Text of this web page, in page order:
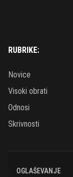
RUBRIKE:
Novice
Visoki obrati
Odnosi
Skrivnosti
OGLAŠEVANJE